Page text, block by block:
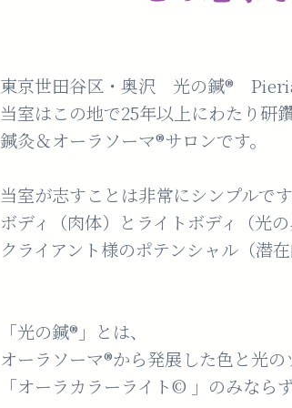
東京世田谷区・奥沢 光の鍼®️ Pieria
当室はこの地で25年以上にわたり研
鍼灸＆オーラソーマ®︎サロンです。
当室が志すことは非常にシンプルです
ボディ（肉体）とライトボディ（光
クライアント様のポテンシャル（潜
「光の鍼®️」とは、
オーラソーマ®️から発展した色と光の
「オーラカラーライト©︎ 」のみならず